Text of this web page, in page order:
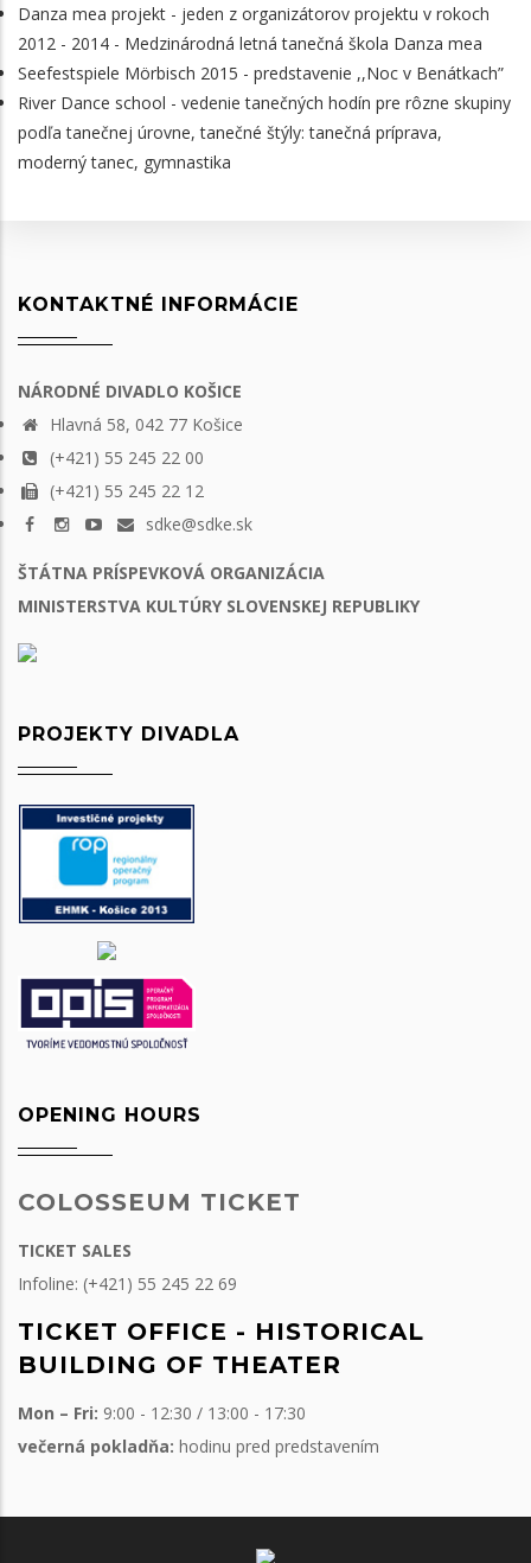
Danza mea projekt - jeden z organizátorov projektu v rokoch
2012 - 2014 - Medzinárodná letná tanečná škola Danza mea
Seefestspiele Mörbisch 2015 - predstavenie ,,Noc v Benátkach”
River Dance school - vedenie tanečných hodín pre rôzne skupiny
podľa tanečnej úrovne, tanečné štýly: tanečná príprava,
moderný tanec, gymnastika
KONTAKTNÉ INFORMÁCIE
NÁRODNÉ DIVADLO KOŠICE
Hlavná 58, 042 77 Košice
(+421) 55 245 22 00
(+421) 55 245 22 12
sdke@sdke.sk
ŠTÁTNA PRÍSPEVKOVÁ ORGANIZÁCIA
MINISTERSTVA KULTÚRY SLOVENSKEJ REPUBLIKY
PROJEKTY DIVADLA
OPENING HOURS
COLOSSEUM TICKET
TICKET SALES
Infoline: (+421) 55 245 22 69
TICKET OFFICE - HISTORICAL
BUILDING OF THEATER
Mon – Fri: 9:00 - 12:30 / 13:00 - 17:30
večerná pokladňa: hodinu pred predstavením